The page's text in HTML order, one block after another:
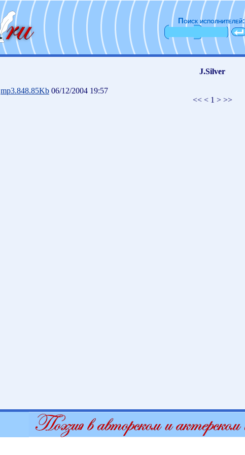
Поиск исполнителей:
J.Silver
mp3.848.85Kb 06/12/2004 19:57
<< < 1 > >>